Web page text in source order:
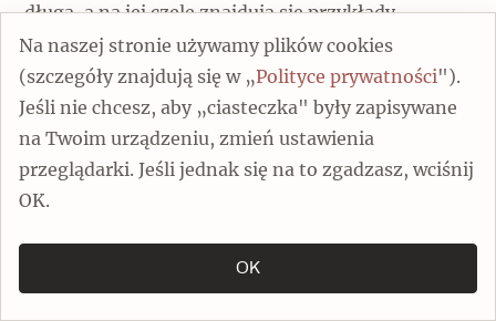
Na naszej stronie używamy plików cookies
(szczegóły znajdują się w „Polityce prywatności").
Jeśli nie chcesz, aby „ciasteczka" były zapisywane
na Twoim urządzeniu, zmień ustawienia
przeglądarki. Jeśli jednak się na to zgadzasz, wciśnij
OK.
OK
długa, a na jej czele znajdują się przykłady
ikoniczne: warszawskie: Cedet i PDT na Pradze
oraz poznański Okrąglak. Te z gruntu
modernistyczne okazy nie poddały się nawet
socrealizmowi zadekretowanemu w czasie ich
budowy i zostały ukończone bez znaczących
przeróbek.
Później, w pierwszej dekadzie po odwilży 1956